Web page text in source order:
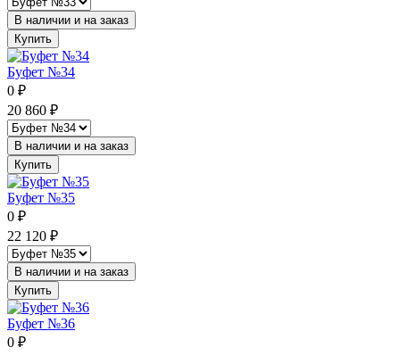
В наличии и на заказ
Купить
Буфет №34
0 ₽
20 860 ₽
В наличии и на заказ
Купить
Буфет №35
0 ₽
22 120 ₽
В наличии и на заказ
Купить
Буфет №36
0 ₽